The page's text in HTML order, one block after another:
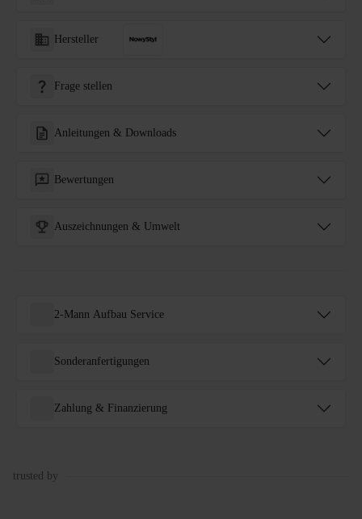
Hersteller
Frage stellen
Anleitungen & Downloads
Bewertungen
Auszeichnungen & Umwelt
2-Mann Aufbau Service
Sonderanfertigungen
Zahlung & Finanzierung
trusted by